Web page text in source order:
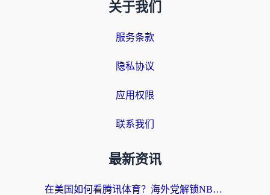
关于我们
服务条款
隐私协议
应用权限
联系我们
最新资讯
在美国如何看腾讯体育？海外党解锁NBA欧洲杯直播的终极攻略